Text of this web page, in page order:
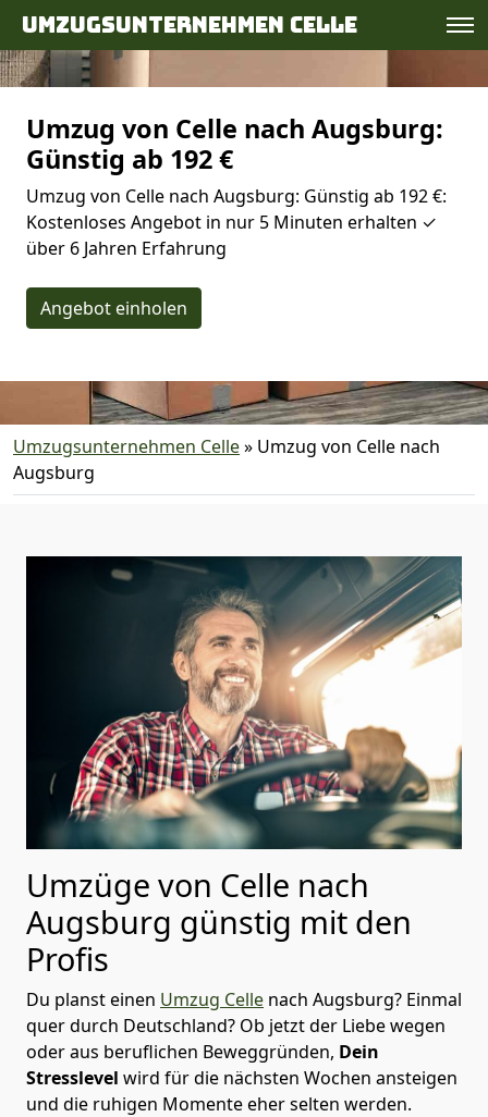
Umzugsunternehmen Celle
Umzug von Celle nach Augsburg:
Günstig ab 192 €
Umzug von Celle nach Augsburg: Günstig ab 192 €:
Kostenloses Angebot in nur 5 Minuten erhalten ✓
über 6 Jahren Erfahrung
Angebot einholen
Umzugsunternehmen Celle» Umzug von Celle nach
Augsburg
Umzüge von Celle nach
Augsburg günstig mit den
Profis
Du planst einen Umzug Celle nach Augsburg? Einmal
quer durch Deutschland? Ob jetzt der Liebe wegen
oder aus beruflichen Beweggründen, Dein
Stresslevel wird für die nächsten Wochen ansteigen
und die ruhigen Momente eher selten werden.